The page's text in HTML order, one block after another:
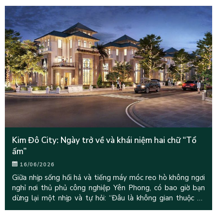
Kim Đô City: Ngày trở về và khái niệm hai chữ “Tổ
ấm”
16/06/2026
Giữa nhịp sống hối hả và tiếng máy móc reo hò không ngơi
nghỉ nơi thủ phủ công nghiệp Yên Phong, có bao giờ bạn
dừng lại một nhịp và tự hỏi: “Đâu là không gian thuộc về
chính mình